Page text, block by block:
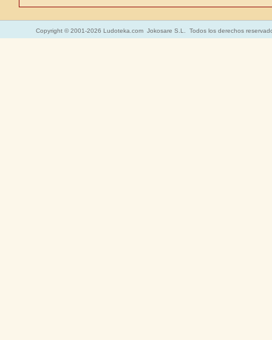
Copyright © 2001-2026 Ludoteka.com Jokosare S.L. Todos los derechos